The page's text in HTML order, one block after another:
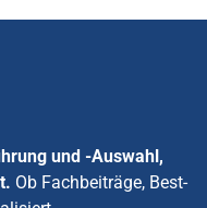
und -Auswahl,
Ob Fachbeiträge, Best-